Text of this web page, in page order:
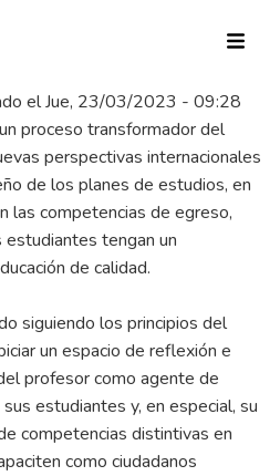
elJue, 23/03/2023 - 09:28
proceso transformador del
perspectivas internacionales
de los planes de estudios, en
las competencias de egreso,
tengan un
de calidad.
siguiendo los principios del
un espacio de reflexión e
profesor como agente de
estudiantes y, en especial, su
competencias distintivas en
como ciudadanos